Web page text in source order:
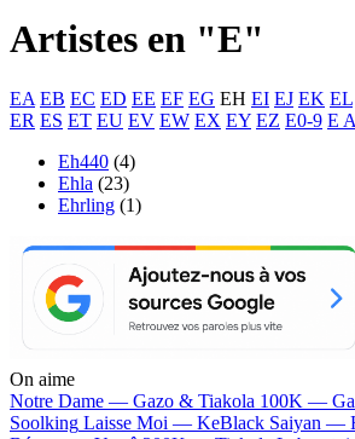
Artistes en "E"
EA EB EC ED EE EF EG EH EI EJ EK EL
ER ES ET EU EV EW EX EY EZ E0-9 E
Eh440 (4)
Ehla (23)
Ehrling (1)
On aime
Notre Dame — Gazo & Tiakola 100K —
Soolking Laisse Moi — KeBlack Saiyan —